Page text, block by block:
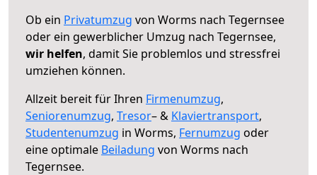
Ob ein Privatumzug von Worms nach Tegernsee
oder ein gewerblicher Umzug nach Tegernsee,
wir helfen, damit Sie problemlos und stressfrei
umziehen können.
Allzeit bereit für Ihren Firmenumzug,
Seniorenumzug, Tresor– & Klaviertransport,
Studentenumzug in Worms, Fernumzug oder
eine optimale Beiladung von Worms nach
Tegernsee.